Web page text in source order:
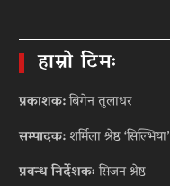
हाम्रो टिमः
प्रकाशक:बिगेन तुलाधर
सम्पादक:शर्मिला श्रेष्ठ ‘सिल्भिया’
प्रवन्ध निर्देशकःसिजन श्रेष्ठ